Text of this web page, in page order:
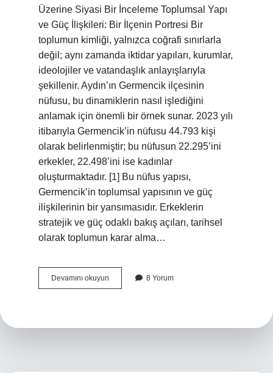
Üzerine Siyasi Bir İnceleme Toplumsal Yapı
ve Güç İlişkileri: Bir İlçenin Portresi Bir
toplumun kimliği, yalnızca coğrafi sınırlarla
değil; aynı zamanda iktidar yapıları, kurumlar,
ideolojiler ve vatandaşlık anlayışlarıyla
şekillenir. Aydın’ın Germencik ilçesinin
nüfusu, bu dinamiklerin nasıl işlediğini
anlamak için önemli bir örnek sunar. 2023 yılı
itibarıyla Germencik’in nüfusu 44.793 kişi
olarak belirlenmiştir; bu nüfusun 22.295’ini
erkekler, 22.498’ini ise kadınlar
oluşturmaktadır. [1] Bu nüfus yapısı,
Germencik’in toplumsal yapısının ve güç
ilişkilerinin bir yansımasıdır. Erkeklerin
stratejik ve güç odaklı bakış açıları, tarihsel
olarak toplumun karar alma…
Devamını okuyun
Germencik
8 Yorum